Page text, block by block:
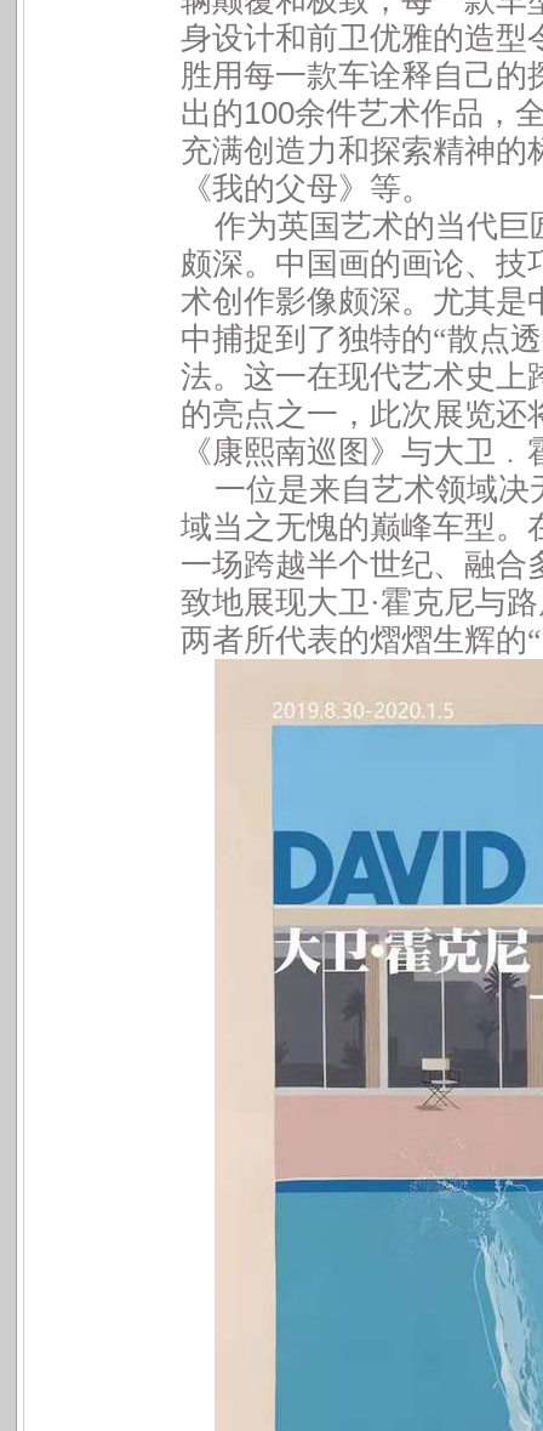
身设计和前卫优雅的造型
胜用每一款车诠释自己
出的100余件艺术作品，
充满创造力和探索精神的
《我的父母》等。
作为英国艺术的当代巨
颇深。中国画的画论、技
术创作影像颇深。尤其是
中捕捉到了独特的“散点
法。这一在现代艺术史上
的亮点之一，此次展览还
《康熙南巡图》与大卫
一位是来自艺术领域
域当之无愧的巅峰车型。
一场跨越半个世纪、融合
致地展现大卫·霍克尼与
两者所代表的熠熠生辉的“